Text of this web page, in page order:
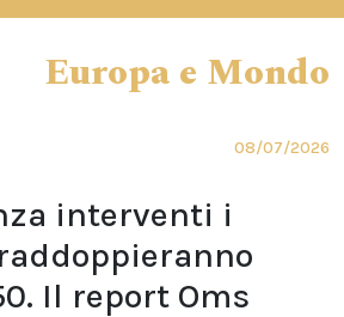
Europa e Mondo
08/07/2026
interventi i
Il report Oms